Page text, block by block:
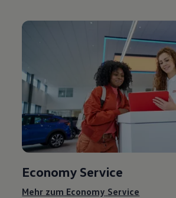
Economy Service
Mehr zum Economy Service